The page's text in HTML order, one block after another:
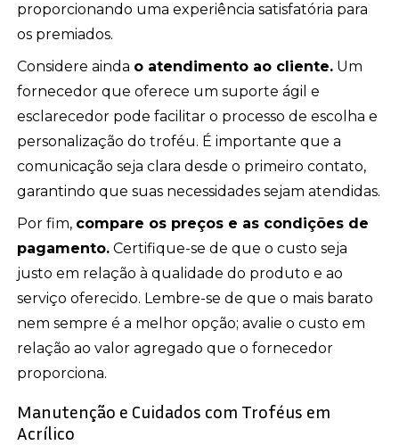
proporcionando uma experiência satisfatória para
os premiados.
Considere ainda o atendimento ao cliente. Um
fornecedor que oferece um suporte ágil e
esclarecedor pode facilitar o processo de escolha e
personalização do troféu. É importante que a
comunicação seja clara desde o primeiro contato,
garantindo que suas necessidades sejam atendidas.
Por fim, compare os preços e as condições de
pagamento. Certifique-se de que o custo seja
justo em relação à qualidade do produto e ao
serviço oferecido. Lembre-se de que o mais barato
nem sempre é a melhor opção; avalie o custo em
relação ao valor agregado que o fornecedor
proporciona.
Manutenção e Cuidados com Troféus em
Acrílico